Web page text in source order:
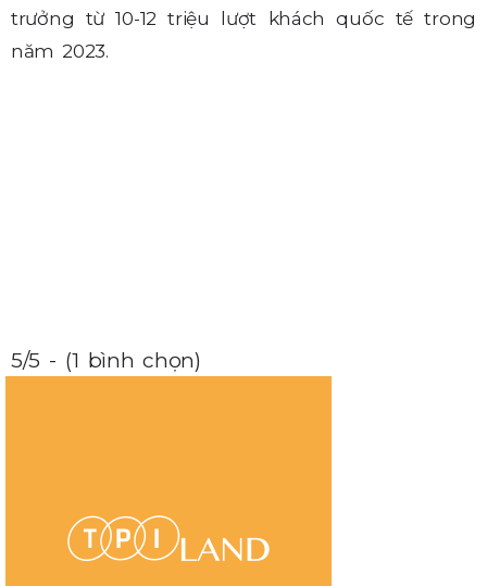
trưởng từ 10-12 triệu lượt khách quốc tế trong
năm 2023.
5/5 - (1 bình chọn)